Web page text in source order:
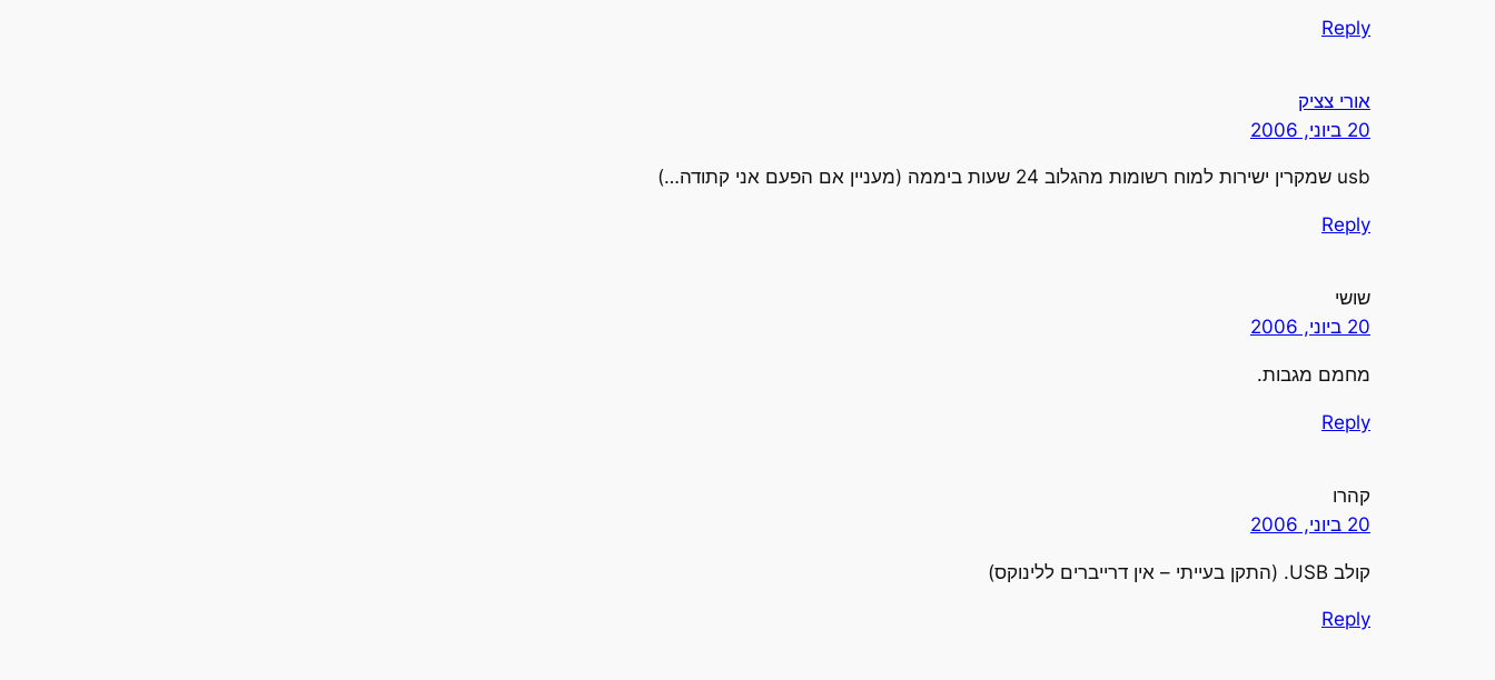
Reply
אורי צציק
20 ביוני, 2006
usb שמקרין ישירות למוח רשומות מהגלוב 24 שעות ביממה (מעניין אם הפעם אני קתודה…)
Reply
שושי
20 ביוני, 2006
מחמם מגבות.
Reply
קהרו
20 ביוני, 2006
קולב USB. (התקן בעייתי – אין דרייברים ללינוקס)
Reply